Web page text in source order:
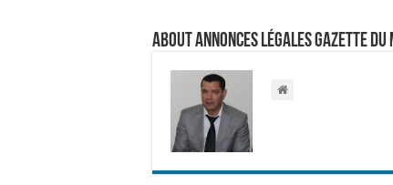
About Annonces légales Gazette du